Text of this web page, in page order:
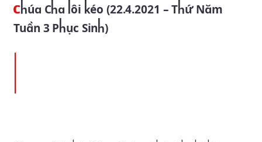
Chúa Cha lôi kéo (22.4.2021 – Thứ Năm
Tuần 3 Phục Sinh)